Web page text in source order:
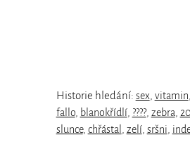
Historie hledání: sex vitamin
fallo, blanokřídlí, ????, zebra
slunce, chřástal zelí, sršni